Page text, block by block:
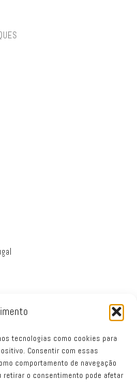
tecnologias como cookies para
Consentir com essas
comportamento de navegação
o consentimento pode afetar